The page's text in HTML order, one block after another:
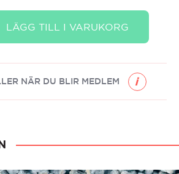
LÄGG TILL I VARUKORG
NÄR DU BLIR MEDLEM